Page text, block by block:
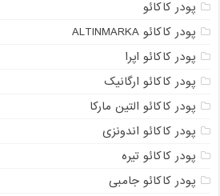
پودر کاکائو
پودر کاکائو ALTINMARKA
پودر کاکائو اپرا
پودر کاکائو ارگانیک
پودر کاکائو التین مارکا
پودر کاکائو اندونزی
پودر کاکائو تیره
پودر کاکائو جامبی